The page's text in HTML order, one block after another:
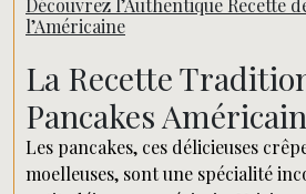
Découvrez l’Authentique Recette
l’Américaine
La Recette
Pancakes
Les pancakes, ces délicieuses
moelleuses, sont une spécialité